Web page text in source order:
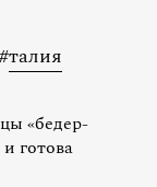
#талия
«бедер-
готова